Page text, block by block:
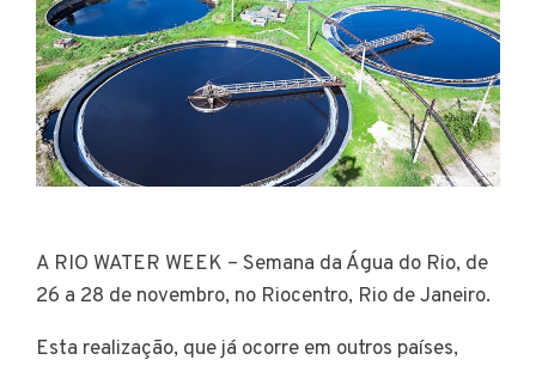
A RIO WATER WEEK – Semana da Água do Rio, de
26 a 28 de novembro, no Riocentro, Rio de Janeiro.
Esta realização, que já ocorre em outros países,